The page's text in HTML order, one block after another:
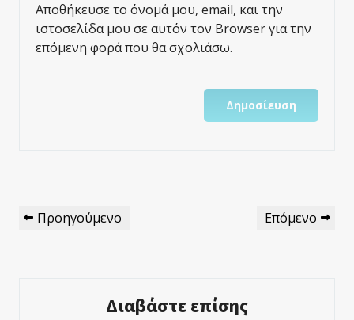
Αποθήκευσε το όνομά μου, email, και την
ιστοσελίδα μου σε αυτόν τον Browser για την
επόμενη φορά που θα σχολιάσω.
Πλοήγηση
Άρθρων
Προηγούμενο
Προηγούμενο
Επόμενο
Επόμενο
Διαβάστε επίσης